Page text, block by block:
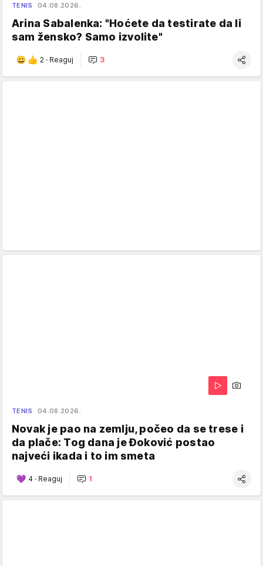
TENIS 04.08.2026.
Arina Sabalenka: "Hoćete da testirate da li
sam žensko? Samo izvolite"
2 · Reaguj 3
TENIS 04.08.2026.
Novak je pao na zemlju, počeo da se trese i
da plače: Tog dana je Đoković postao
najveći ikada i to im smeta
4 · Reaguj 1